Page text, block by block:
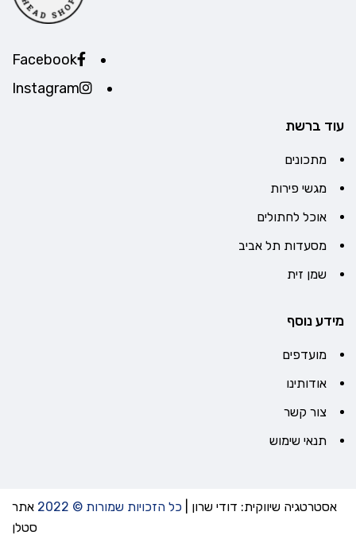
Facebook
Instagram
עוד ברשת
מתכונים
מגשי פירות
אוכל לחתולים
מסעדות תל אביב
שמן זית
מידע נוסף
מועדפים
אודותינו
צור קשר
תנאי שימוש
אסטרטגיה שיווקית: דודי שרון כל הזכויות שמורות © 2022
אתר
סטלן